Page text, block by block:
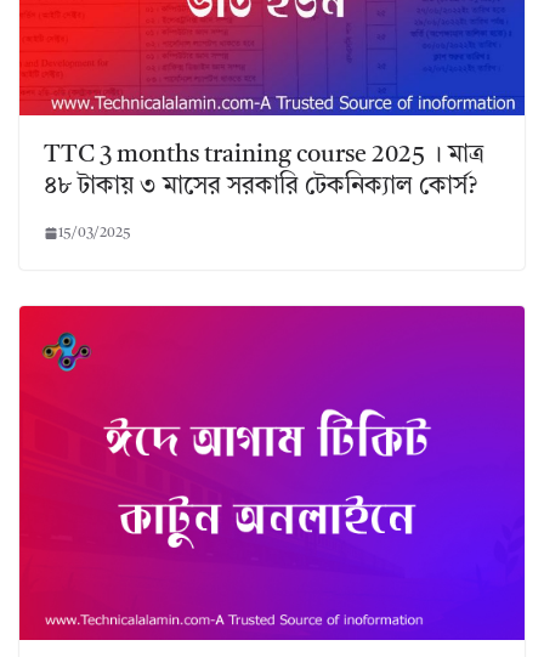
TTC 3 months training course 2025 । মাত্র
৪৮ টাকায় ৩ মাসের সরকারি টেকনিক্যাল কোর্স?
15/03/2025